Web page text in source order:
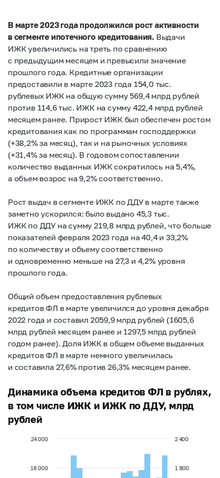
В марте 2023 года продолжился рост активности
в сегменте ипотечного кредитования. Выдачи
ИЖК увеличились на треть по сравнению
с предыдущим месяцем и превысили значение
прошлого года. Кредитные организации
предоставили в марте 2023 года 154,0 тыс.
рублевых ИЖК на общую сумму 569,4 млрд рублей
против 114,6 тыс. ИЖК на сумму 422,4 млрд рублей
месяцем ранее. Прирост ИЖК был обеспечен ростом
кредитования как по программам господдержки
(+38,2% за месяц), так и на рыночных условиях
(+31,4% за месяц). В годовом сопоставлении
количество выданных ИЖК сократилось на 5,4%,
а объем возрос на 9,2% соответственно.
Рост выдач в сегменте ИЖК по ДДУ в марте также
заметно ускорился: было выдано 45,3 тыс.
ИЖК по ДДУ на сумму 219,8 млрд рублей, что больше
показателей февраля 2023 года на 40,4 и 33,2%
по количеству и объему соответственно
и одновременно меньше на 27,3 и 4,2% уровня
прошлого года.
Общий объем предоставления рублевых
кредитов ФЛ в марте увеличился до уровня декабря
2022 года и составил 2059,9 млрд рублей (1605,6
млрд рублей месяцем ранее и 1297,5 млрд рублей
годом ранее). Доля ИЖК в общем объеме выданных
кредитов ФЛ в марте немного увеличилась
и составила 27,6% против 26,3% месяцем ранее.
Динамика объема кредитов ФЛ в рублях,
в том числе ИЖК и ИЖК по ДДУ, млрд
рублей
18 000
24 000
1 800
2 400